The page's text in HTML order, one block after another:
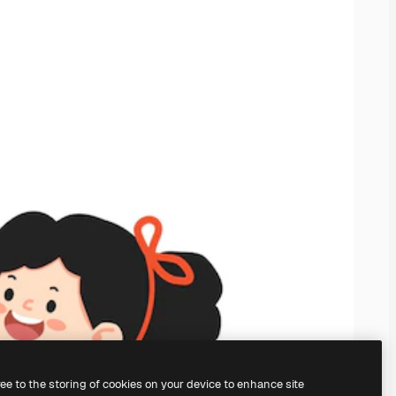
to the storing of cookies on your device to enhance site